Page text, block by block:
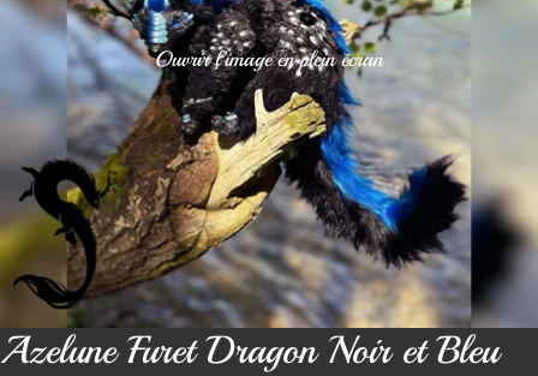
Ouvrir l’image en plein écran
Azelune Furet Dragon Noir et Bleu